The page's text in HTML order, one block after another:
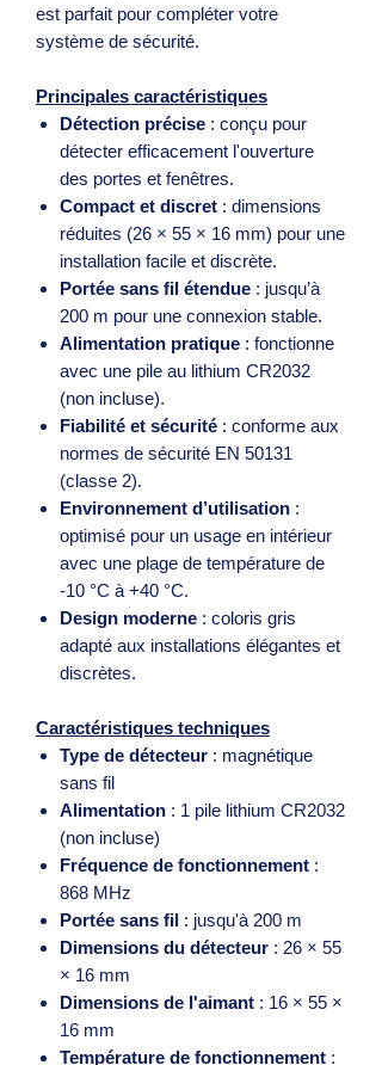
est parfait pour compléter votre
système de sécurité.
Principales caractéristiques
Détection précise : conçu pour
détecter efficacement l'ouverture
des portes et fenêtres.
Compact et discret : dimensions
réduites (26 × 55 × 16 mm) pour une
installation facile et discrète.
Portée sans fil étendue : jusqu’à
200 m pour une connexion stable.
Alimentation pratique : fonctionne
avec une pile au lithium CR2032
(non incluse).
Fiabilité et sécurité : conforme aux
normes de sécurité EN 50131
(classe 2).
Environnement d’utilisation :
optimisé pour un usage en intérieur
avec une plage de température de
-10 °C à +40 °C.
Design moderne : coloris gris
adapté aux installations élégantes et
discrètes.
Caractéristiques techniques
Type de détecteur : magnétique
sans fil
Alimentation : 1 pile lithium CR2032
(non incluse)
Fréquence de fonctionnement :
868 MHz
Portée sans fil : jusqu'à 200 m
Dimensions du détecteur : 26 × 55
× 16 mm
Dimensions de l'aimant : 16 × 55 ×
16 mm
Température de fonctionnement :